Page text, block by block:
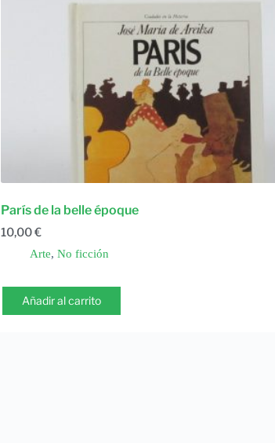
París de la belle époque
10,00€
Arte, No ficción
Añadir al carrito